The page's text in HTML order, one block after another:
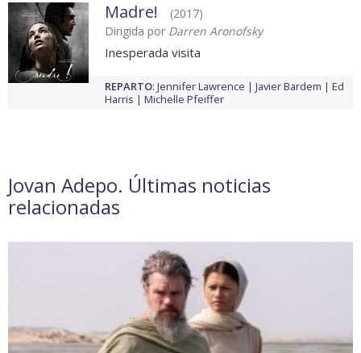
Madre!
(2017)
Dirigida por Darren Aronofsky
Inesperada visita
REPARTO: Jennifer Lawrence Javier Bardem
Ed
Harris
Michelle Pfeiffer
Jovan Adepo. Últimas noticias
relacionadas